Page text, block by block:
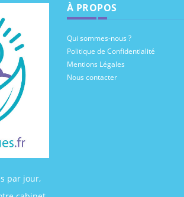
par jour,
À PROPOS
Qui sommes-nous ?
Politique de Confidentialité
Mentions Légales
Nous contacter